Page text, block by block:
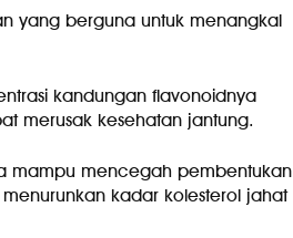
yang berguna untuk menangkal
kandungan flavonoidnya
merusak kesehatan jantung.
mampu mencegah pembentukan
kadar kolesterol jahat